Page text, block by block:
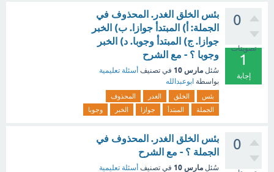
0
تصويتات
1
إجابة
بئس الخلق الغدر. المحذوف في
الجملة: أ) المبتدأ جوازا. ب) الخبر
جوازا. ج) المبتدأ وجوبا. د) الخبر
وجوبا ؟ - مع الشرح
سُئل مارس 10 في تصنيف أسئلة تعليمية
بواسطة ابوعبدالله
بئس الخلق الغدر
المحذوف
الجملة
المبتدأ جوازا الخبر وجوبا
0
بئس الخلق الغدر. المحذوف في
الجملة ؟ - مع الشرح
سُئل مارس 10 في تصنيف أسئلة تعليمية